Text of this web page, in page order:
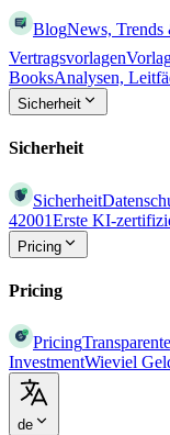
BlogNews,
Vertragsvorlagen
BooksAnalysen,
Sicherheit
Sicherheit
Sicherheit
42001Erste KI-
Pricing
Pricing
Pricing
InvestmentWieviel
de